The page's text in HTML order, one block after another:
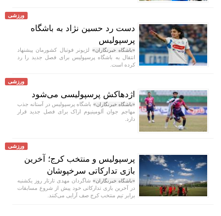
ورزشی
دست رد حسین نژاد به باشگاه
پرسپولیس
«باشگاه خبرنگاران» لژیونر فوتبال کشورمان پیشنهاد
انتقال به باشگاه پرسپولیس برای فصل جدید را رد
کرده است.
ورزشی
اژدهاکش پرسپولیسی می‌شود
«باشگاه خبرنگاران» باشگاه پرسپولیس در آستانه جذب
مهاجم جوان آلومینیوم اراک برای فصل جدید قرار
دارد.
ورزشی
پرسپولیس و منتخب کرج؛ آخرین
بازی تدارکاتی سرخپوشان
«باشگاه خبرنگاران» شاگردان مهدی تارتار روز یکشنبه
در آخرین بازی تدارکاتی خود پیش از شروع مسابقات
برابر تیم منتخب کرج صف آرایی می‌کنند.